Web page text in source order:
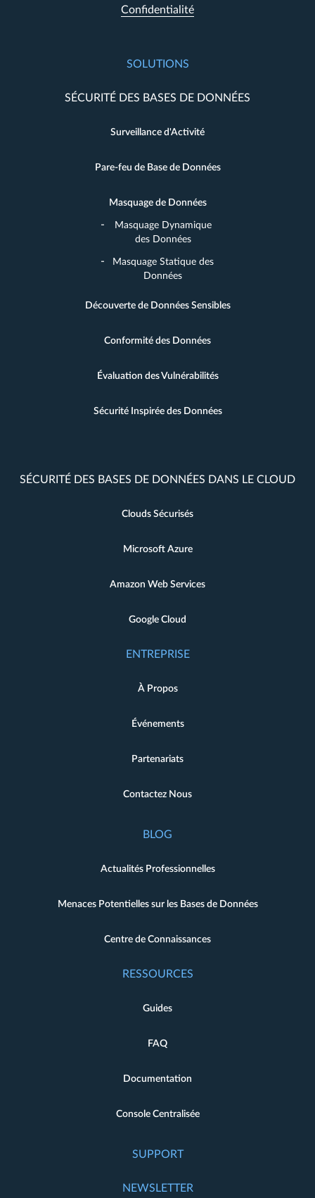
Confidentialité
SOLUTIONS
SÉCURITÉ DES BASES DE DONNÉES
Surveillance d'Activité
Pare-feu de Base de Données
Masquage de Données
Masquage Dynamique
des Données
Masquage Statique des
Données
Découverte de Données Sensibles
Conformité des Données
Évaluation des Vulnérabilités
Sécurité Inspirée des Données
SÉCURITÉ DES BASES DE DONNÉES DANS LE CLOUD
Clouds Sécurisés
Microsoft Azure
Amazon Web Services
Google Cloud
ENTREPRISE
À Propos
Événements
Partenariats
Contactez Nous
BLOG
Actualités Professionnelles
Menaces Potentielles sur les Bases de Données
Centre de Connaissances
RESSOURCES
Guides
FAQ
Documentation
Console Centralisée
SUPPORT
NEWSLETTER